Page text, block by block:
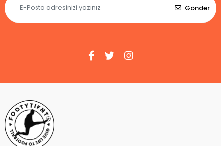
Gönder